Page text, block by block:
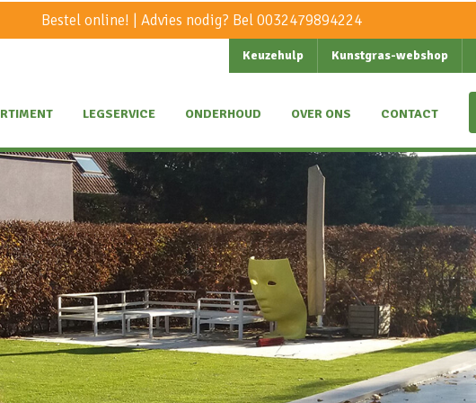
Bestel online! | Advies nodig? Bel0032479894224
Keuzehulp Kunstgras-webshop
LEGSERVICE ONDERHOUD OVER ONS CONTACT